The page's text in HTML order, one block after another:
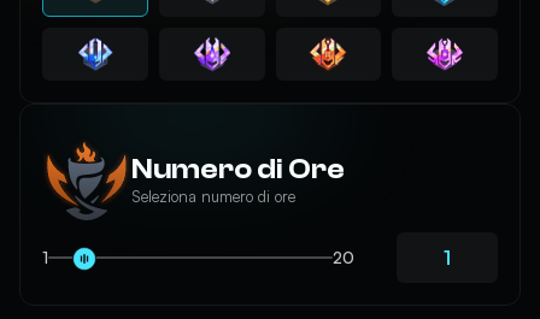
Numero di Ore
Seleziona numero di ore
1 20